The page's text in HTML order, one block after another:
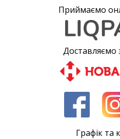
Приймаємо
Доставляємо
Графік та